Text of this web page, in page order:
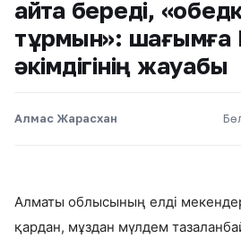
айта береді,
тұрмын»: шағымға
әкімдігінің жауабы
Алмас Жарасхан
Алматы облысының елді
қардан, мұздан мүлдем